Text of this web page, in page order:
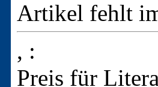
Artikel fehlt
, :
Preis für